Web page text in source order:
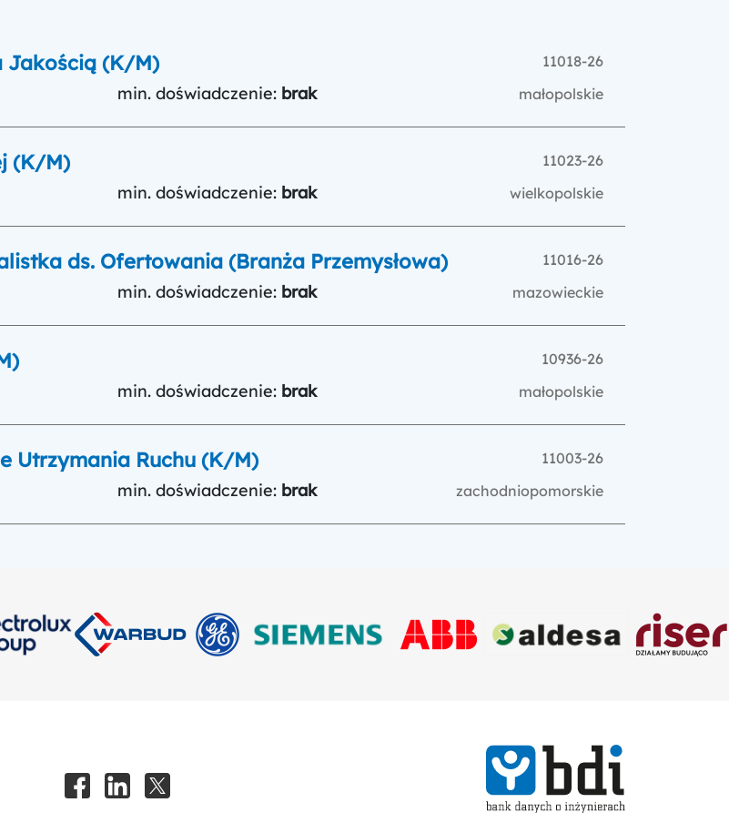
Jakością (K/M)
11018-26
min. doświadczenie: brak małopolskie
(K/M)
11023-26
min. doświadczenie: brak wielkopolskie
ds. Ofertowania (Branża Przemysłowa)
11016-26
min. doświadczenie: brak mazowieckie
10936-26
min. doświadczenie: brak małopolskie
Utrzymania Ruchu (K/M)
11003-26
min. doświadczenie: brak zachodniopomorskie